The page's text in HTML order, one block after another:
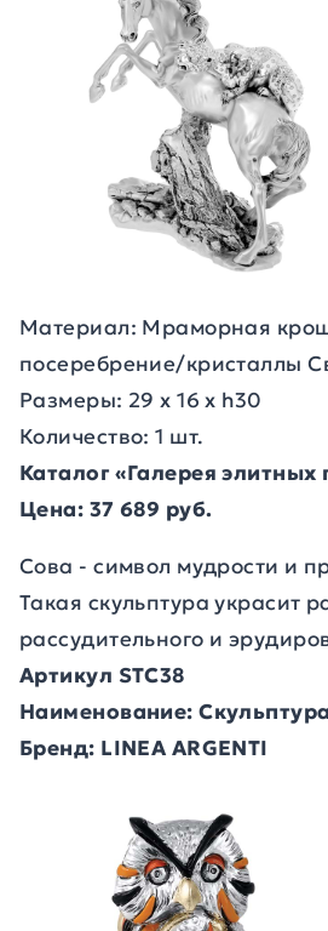
Материал: Мраморная
посеребрение/кристаллы
Размеры: 29 х 16 х h30
Количество: 1 шт.
Каталог «Галерея элитных
Цена: 37 689 руб.
Сова - символ мудрости и
Такая скульптура украсит
рассудительного и
Артикул STC38
Наименование:
Бренд: LINEA ARGENTI